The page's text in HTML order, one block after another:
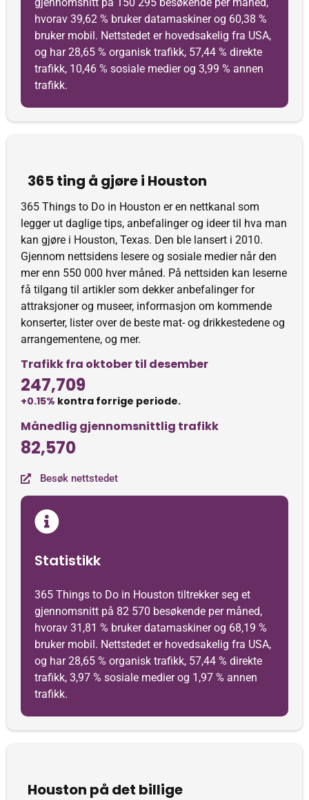
hvorav 39,62 % bruker datamaskiner og 60,38 %
bruker mobil. Nettstedet er hovedsakelig fra USA,
og har 28,65 % organisk trafikk, 57,44 % direkte
trafikk, 10,46 % sosiale medier og 3,99 % annen
trafikk.
365 ting å gjøre i Houston
365 Things to Do in Houston er en nettkanal som
legger ut daglige tips, anbefalinger og ideer til hva man
kan gjøre i Houston, Texas. Den ble lansert i 2010.
Gjennom nettsidens lesere og sosiale medier når den
mer enn 550 000 hver måned. På nettsiden kan leserne
få tilgang til artikler som dekker anbefalinger for
attraksjoner og museer, informasjon om kommende
konserter, lister over de beste mat- og drikkestedene og
arrangementene, og mer.
Trafikk fra oktober til desember
247,709
+0.15% kontra forrige periode.
Månedlig gjennomsnittlig trafikk
82,570
Besøk nettstedet
Statistikk
365 Things to Do in Houston tiltrekker seg et
gjennomsnitt på 82 570 besøkende per måned,
hvorav 31,81 % bruker datamaskiner og 68,19 %
bruker mobil. Nettstedet er hovedsakelig fra USA,
og har 28,65 % organisk trafikk, 57,44 % direkte
trafikk, 3,97 % sosiale medier og 1,97 % annen
trafikk.
Houston på det billige